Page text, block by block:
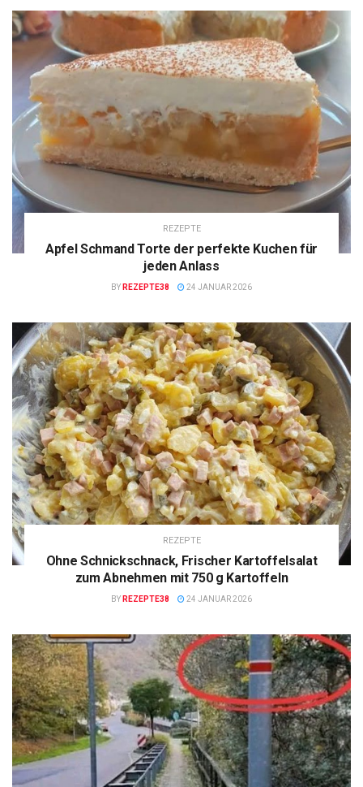
REZEPTE
Apfel Schmand Torte der perfekte Kuchen für
jeden Anlass
BY REZEPTE38 24 JANUAR 2026
REZEPTE
Ohne Schnickschnack, Frischer Kartoffelsalat
zum Abnehmen mit 750 g Kartoffeln
BY REZEPTE38 24 JANUAR 2026